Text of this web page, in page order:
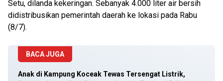
Setu, dilanda kekeringan. Sebanyak 4.000 liter air bersih
didistribusikan pemerintah daerah ke lokasi pada Rabu
(8/7).
BACA JUGA
Anak di Kampung Koceak Tewas Tersengat Listrik,